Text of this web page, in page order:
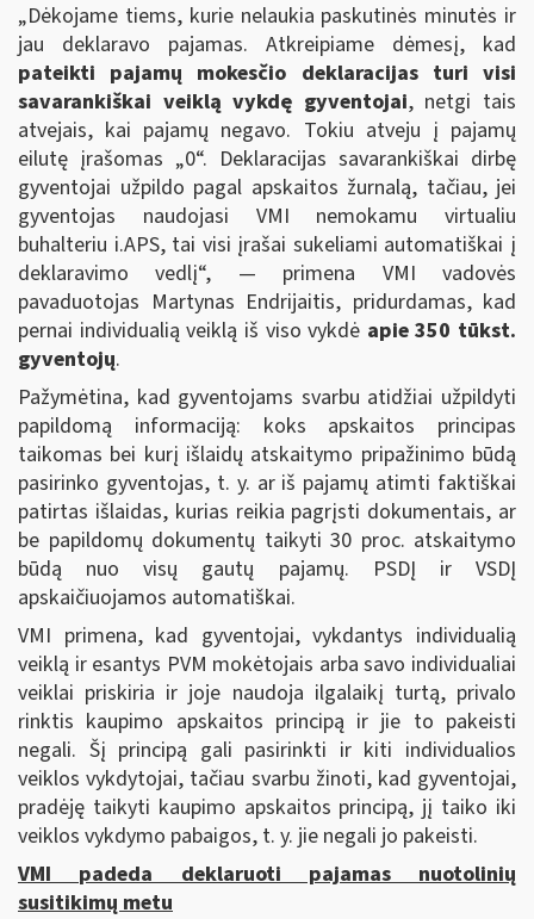
„Dėkojame tiems, kurie nelaukia paskutinės minutės ir
jau deklaravo pajamas. Atkreipiame dėmesį, kad
pateikti pajamų mokesčio deklaracijas turi visi
savarankiškai veiklą vykdę gyventojai, netgi tais
atvejais, kai pajamų negavo. Tokiu atveju į pajamų
eilutę įrašomas „0“. Deklaracijas savarankiškai dirbę
gyventojai užpildo pagal apskaitos žurnalą, tačiau, jei
gyventojas naudojasi VMI nemokamu virtualiu
buhalteriu i.APS, tai visi įrašai sukeliami automatiškai į
deklaravimo vedlį“, — primena VMI vadovės
pavaduotojas Martynas Endrijaitis, pridurdamas, kad
pernai individualią veiklą iš viso vykdė apie 350 tūkst.
gyventojų.
Pažymėtina, kad gyventojams svarbu atidžiai užpildyti
papildomą informaciją: koks apskaitos principas
taikomas bei kurį išlaidų atskaitymo pripažinimo būdą
pasirinko gyventojas, t. y. ar iš pajamų atimti faktiškai
patirtas išlaidas, kurias reikia pagrįsti dokumentais, ar
be papildomų dokumentų taikyti 30 proc. atskaitymo
būdą nuo visų gautų pajamų. PSDĮ ir VSDĮ
apskaičiuojamos automatiškai.
VMI primena, kad gyventojai, vykdantys individualią
veiklą ir esantys PVM mokėtojais arba savo individualiai
veiklai priskiria ir joje naudoja ilgalaikį turtą, privalo
rinktis kaupimo apskaitos principą ir jie to pakeisti
negali. Šį principą gali pasirinkti ir kiti individualios
veiklos vykdytojai, tačiau svarbu žinoti, kad gyventojai,
pradėję taikyti kaupimo apskaitos principą, jį taiko iki
veiklos vykdymo pabaigos, t. y. jie negali jo pakeisti.
VMI padeda deklaruoti pajamas nuotolinių
susitikimų metu